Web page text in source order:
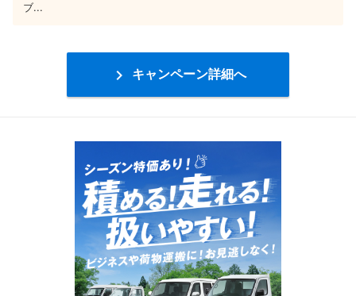
ブ...
 キャンペーン詳細へ